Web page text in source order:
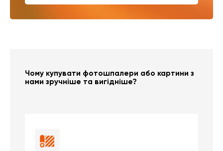
Чому купувати фотошпалери або картини з
нами зручніше та вигідніше?